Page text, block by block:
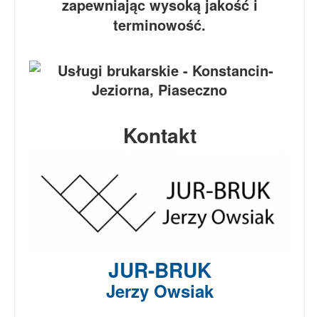
zapewniając wysoką jakość i
terminowość.
Kontakt
JUR-BRUK
Jerzy Owsiak